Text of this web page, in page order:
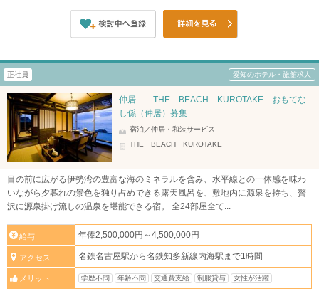
正社員 愛知のホテル・旅館求人
仲居 THE BEACH KUROTAKE おもてな
し係（仲居）募集
宿泊／仲居・和装サービス
THE BEACH KUROTAKE
目の前に広がる伊勢湾の豊富な海のミネラルを含み、水平線との一体感を味わ
いながら夕暮れの景色を独り占めできる露天風呂を、敷地内に源泉を持ち、贅
沢に源泉掛け流しの温泉を堪能できる宿。 全24部屋全て...
給与 年俸2,500,000円～4,500,000円
アクセス 名鉄名古屋駅から名鉄知多新線内海駅まで1時間
メリット 学歴不問 年齢不問 交通費支給 制服貸与 女性が活躍